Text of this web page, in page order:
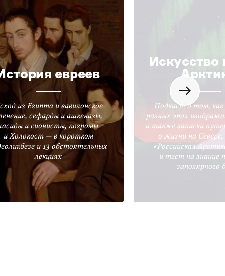
евреев
из Египта и вавилонское
сефарды и ашкеназы,
и сионисты, погромы
и Холокост — в коротком
и 13 обстоятельных
лекциях
Искусство
Подкаст о том,
разных эпох
а также записки
о жизни на
«Российская
и тест на знание
заполярного